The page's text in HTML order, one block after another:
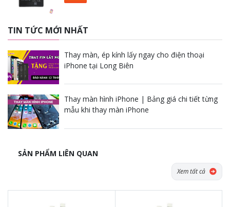
TIN TỨC MỚI NHẤT
Thay màn, ép kính lấy ngay cho điện thoại
iPhone tại Long Biên
Thay màn hình iPhone | Bảng giá chi tiết từng
mẫu khi thay màn iPhone
SẢN PHẨM LIÊN QUAN
Xem tất cả